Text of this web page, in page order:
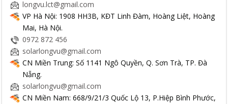
longvu.lct@gmail.com
VP Hà Nội: 1908 HH3B, KĐT Linh Đàm, Hoàng Liệt, Hoàng
Mai, Hà Nội.
0972 872 456
solarlongvu@gmail.com
CN Miền Trung: Số 1141 Ngô Quyền, Q. Sơn Trà, TP. Đà
Nẵng.
solarlongvu@gmail.com
CN Miền Nam: 668/9/21/3 Quốc Lộ 13, P.Hiệp Bình Phước,